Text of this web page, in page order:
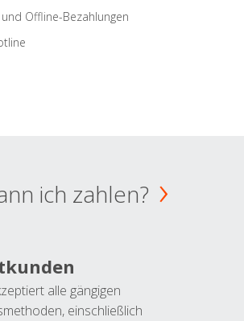
Offline-Bezahlungen
ich zahlen?
alle gängigen
einschließlich